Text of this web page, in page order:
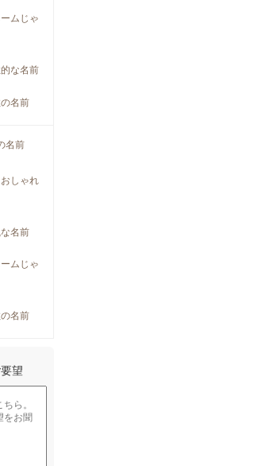
ムじゃ
な名前
名前
名前
しゃれ
名前
ムじゃ
名前
望